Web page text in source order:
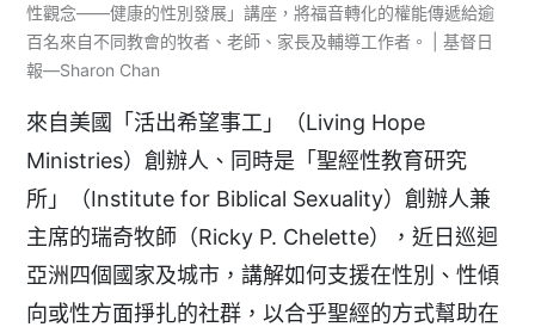
性觀念——健康的性別發展」講座，將福音轉化的權能傳遞給逾
百名來自不同教會的牧者、老師、家長及輔導工作者。 | 基督日
報—Sharon Chan
來自美國「活出希望事工」（Living Hope
Ministries）創辦人、同時是「聖經性教育研究
所」（Institute for Biblical Sexuality）創辦人兼
主席的瑞奇牧師（Ricky P. Chelette），近日巡迴
亞洲四個國家及城市，講解如何支援在性別、性傾
向或性方面掙扎的社群，以合乎聖經的方式幫助在